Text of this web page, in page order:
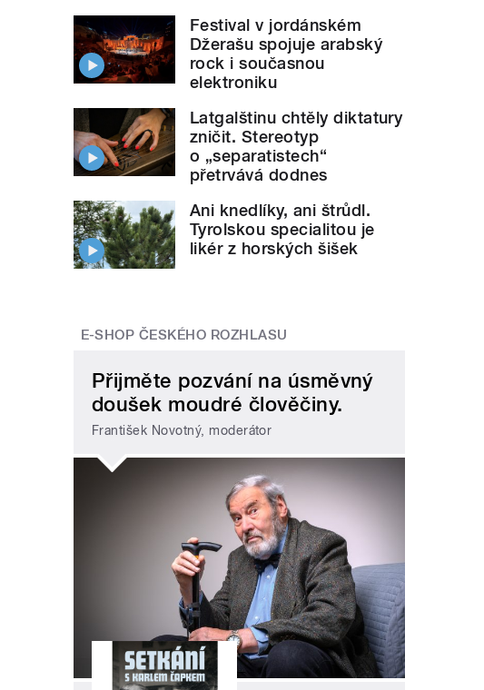
Festival v jordánském
Džerašu spojuje arabský
rock i současnou
elektroniku
Latgalštinu chtěly diktatury
zničit. Stereotyp
o „separatistech“
přetrvává dodnes
Ani knedlíky, ani štrůdl.
Tyrolskou specialitou je
likér z horských šišek
E-SHOP ČESKÉHO ROZHLASU
Přijměte pozvání na úsměvný
doušek moudré člověčiny.
František Novotný, moderátor